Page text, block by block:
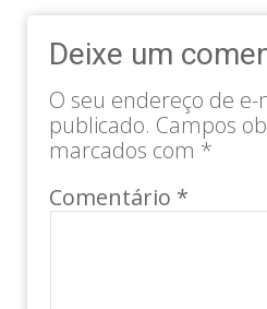
Deixe um
O seu endereço de
publicado. Campos
marcados com *
Comentário *